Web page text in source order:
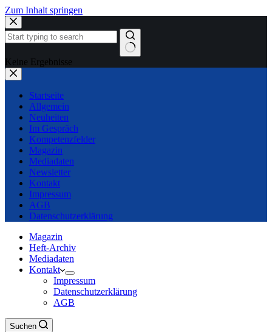
Zum Inhalt springen
Keine Ergebnisse
Startseite
Allgemein
Neuheiten
Im Gespräch
Kompetenzfelder
Magazin
Mediadaten
Newsletter
Kontakt
Impressum
AGB
Datenschutzerklärung
Magazin
Heft-Archiv
Mediadaten
Kontakt
Impressum
Datenschutzerklärung
AGB
Suchen